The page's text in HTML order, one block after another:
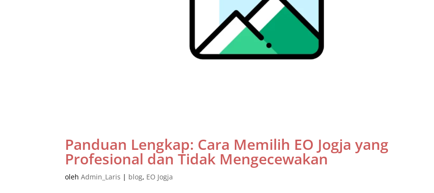
Panduan Lengkap: Cara Memilih EO Jogja yang
Profesional dan Tidak Mengecewakan
olehAdmin_Laris | blog, EO Jogja